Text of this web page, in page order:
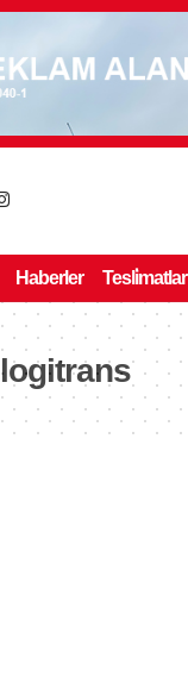
Haberler Tesli̇matlar
logitrans